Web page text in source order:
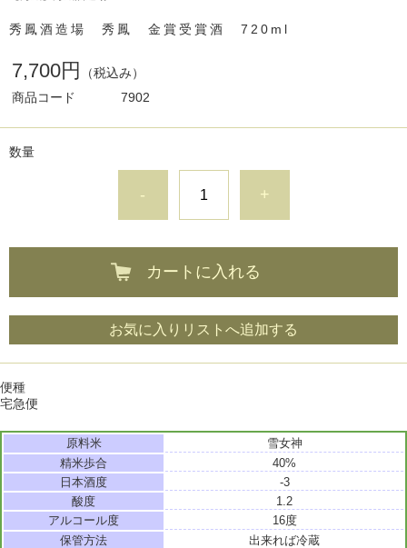
秀鳳酒造場 秀鳳 金賞受賞酒 720ml
7,700円
（税込み）
商品コード
7902
数量
- +
カートに入れる
お気に入りリストへ追加する
便種
宅急便
原料米
雪女神
精米歩合
40%
日本酒度
-3
酸度
1.2
アルコール度
16度
保管方法
出来れば冷蔵